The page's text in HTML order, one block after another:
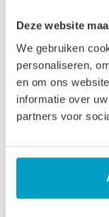
Deze website
We gebruiken
personaliseren,
en om ons
informatie over
partners voor
Let op , door het
2% afwijken in
direct leverbaar,
voorwaarden
naar onze